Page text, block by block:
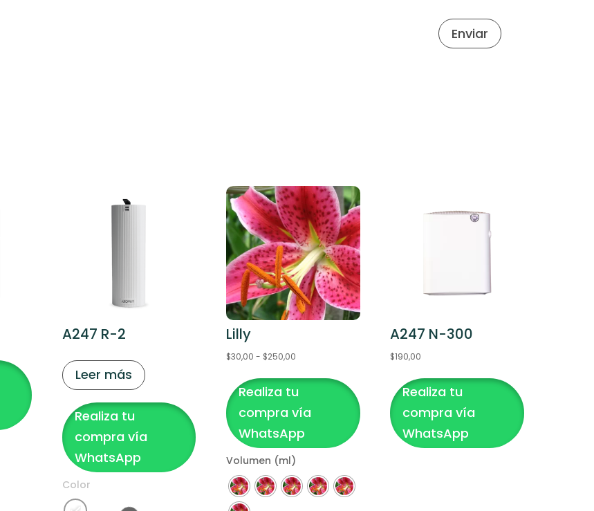
Enviar
A247 R-2
Leer más
Realiza tu
compra vía
WhatsApp
Color
Lilly
$30,00 - $250,00Rango
precios:
desde
hasta
$250,00
producto
tiene
múltiples
variantes.
Las
opciones
se
Realiza tu
compra vía
WhatsApp
Volumen (ml)
A247 N-300
$190,00
Realiza tu
compra vía
WhatsApp